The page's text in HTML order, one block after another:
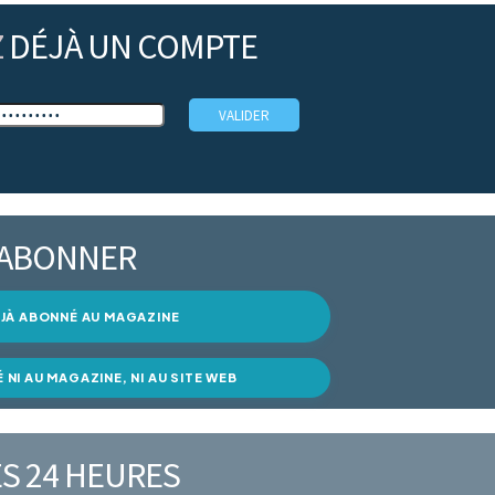
DÉJÀ UN COMPTE
ABONNÉ AU MAGAZINE
NI AU MAGAZINE, NI AU SITE WEB
24 HEURES